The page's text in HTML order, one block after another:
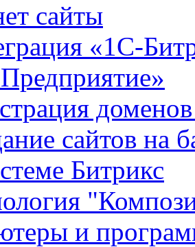
сайты
«1С-
сайтов на
Битрикс
и